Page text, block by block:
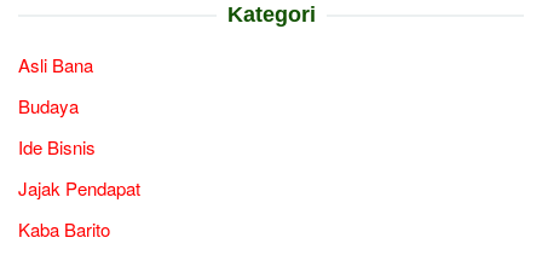
Kategori
Asli Bana
Budaya
Ide Bisnis
Jajak Pendapat
Kaba Barito